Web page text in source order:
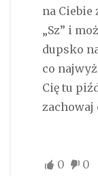
na Ciebie
„Sz” i
dupsko
co
Cię tu
zachowaj
0
0